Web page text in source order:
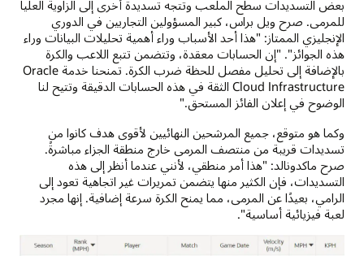
بعض التسديدات سطح الملعب وتتجه تسديدة أخرى إلى الزاوية العليا
للمرمى. صرح ويل براس، كبير المسؤولين التجاريين في الدوري
الإنجليزي الممتاز: "هذا أحد الأسباب وراء أهمية تحليلات البيانات وراء
هذه الجوائز". "إن الحسابات معقدة، وتتضمن تتبع اللاعب والكرة
بالإضافة إلى تحليل مفصل للحظة ضرب الكرة. تمنحنا خدمة Oracle
Cloud Infrastructure الثقة في هذه الحسابات الدقيقة وتتيح لنا
الوضوح في إعلان الفائز المستحق."
وكما هو متوقع، جميع المرشحين النهائيين لأقوى هدف كانوا من
تسديدات قريبة من منتصف المرمى خارج منطقة الجزاء مباشرةً.
صرح ماكدونالد: "هذا أمر منطقي، لأنني عندما أنظر إلى هذه
التسديدات، فإن الكثير منها يتضمن تمريرات غير اتجاهية تعود إلى
الرامي، بعيدًا عن المرمى، مما يمنح الكرة سرعة إضافية. إنها مجرد
لعبة فيزيائية أساسية".